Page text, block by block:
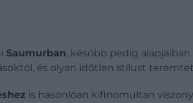
Saumurban, később pedig
és olyan időtlen stílust
is hasonlóan kifinomultan